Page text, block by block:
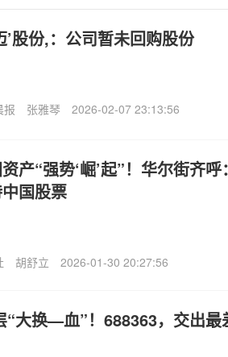
’股份,：公司暂未回购股份
报 张雅琴 2026-02-07 23:13:56
产“强势‘崛’起”！华尔街齐
国股票
胡舒立 2026-01-30 20:27:56
“大换—血”！688363，交出最